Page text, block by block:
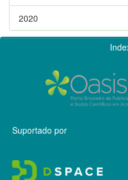
2020
Suportado por